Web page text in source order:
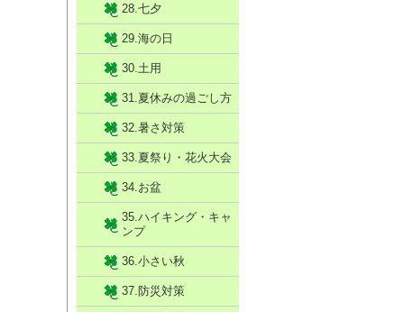
28.七夕
29.海の日
30.土用
31.夏休みの過ごし方
32.暑さ対策
33.夏祭り・花火大会
34.お盆
35.ハイキング・キャ
ンプ
36.小さい秋
37.防災対策